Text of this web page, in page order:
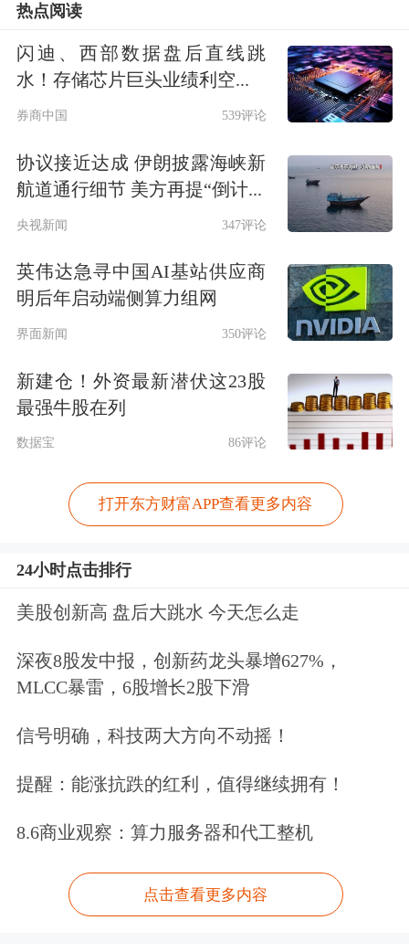
热点阅读
闪迪、西部数据盘后直线跳
水！存储芯片巨头业绩利空...
券商中国 539评论
协议接近达成 伊朗披露海峡新
航道通行细节 美方再提“倒计...
央视新闻 347评论
英伟达急寻中国AI基站供应商
明后年启动端侧算力组网
界面新闻 350评论
新建仓！外资最新潜伏这23股
最强牛股在列
数据宝 86评论
打开东方财富APP查看更多内容
24小时点击排行
美股创新高 盘后大跳水 今天怎么走
深夜8股发中报，创新药龙头暴增627%，
MLCC暴雷，6股增长2股下滑
信号明确，科技两大方向不动摇！
提醒：能涨抗跌的红利，值得继续拥有！
8.6商业观察：算力服务器和代工整机
点击查看更多内容